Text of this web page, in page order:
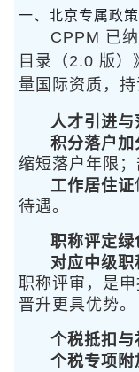
一、北京专属政
CPPM 已
目录（2.0 版
量国际资质，持
人才引进
积分落户加
缩短落户年限
工作居住证
待遇。
职称评定绿
对应中级职
职称评审，是
晋升更具优势。
个税抵扣与
个税专项